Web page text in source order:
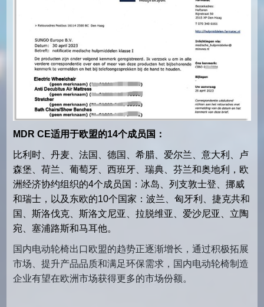
MDR CE适用于欧盟的14个成员国：
比利时、丹麦、法国、德国、希腊、爱尔兰、意大利、卢
森堡、荷兰、葡萄牙、西班牙、瑞典、芬兰和奥地利，欧
洲经济协约组织的4个成员国：冰岛、列支敦士登、挪威
和瑞士，以及东欧的10个国家：波兰、匈牙利、捷克共和
国、斯洛伐克、斯洛文尼亚、拉脱维亚、爱沙尼亚、立陶
宛、塞浦路斯和马耳他。
国内电动轮椅出口欧盟的趋势正逐渐增长，通过积极拓展
市场、提升产品品质和满足环保需求，国内电动轮椅制造
企业有望在欧洲市场获得更多的市场份额。